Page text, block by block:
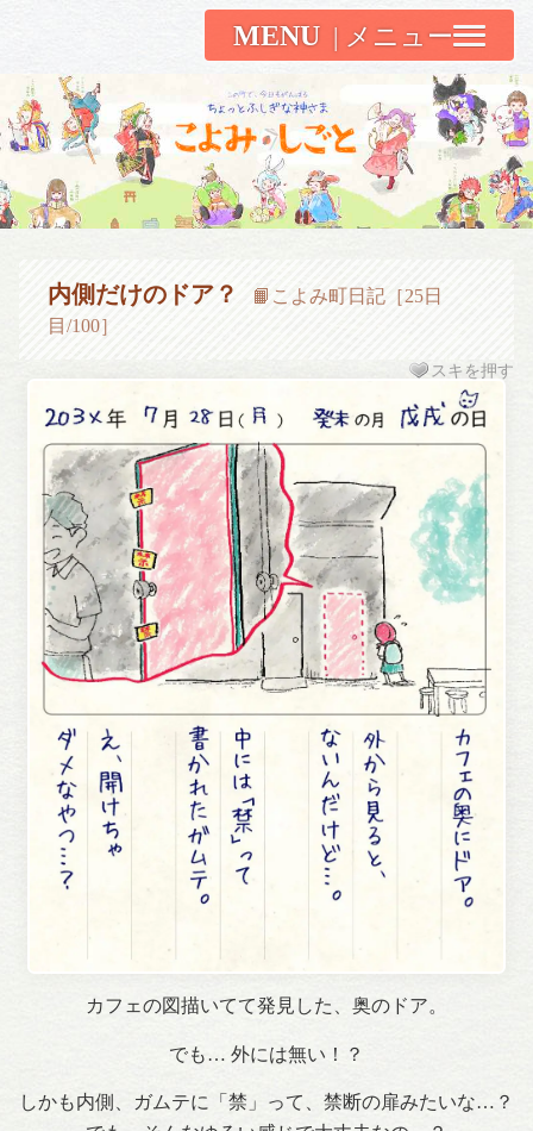
MENU
こよみしごと〔和原ハト〕
内側だけのドア？
📙こよみ町日記［25日
目/100］
スキを押す
カフェの図描いてて発見した、奥のドア。
でも… 外には無い！？
しかも内側、ガムテに「禁」って、禁断の扉みたいな…？